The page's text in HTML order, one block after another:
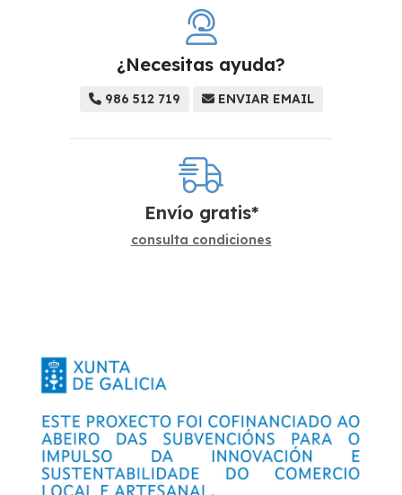
¿Necesitas ayuda?
986 512 719 ENVIAR EMAIL
Envío gratis*
consulta condiciones